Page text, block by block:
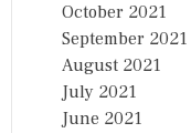
October 2021
September 2021
August 2021
July 2021
June 2021